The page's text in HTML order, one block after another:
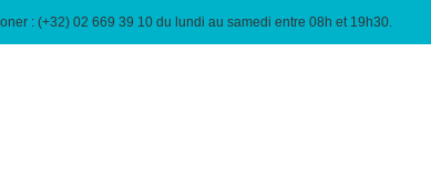
: (+32) 02 669 39 10 du lundi au samedi entre 08h et 19h30.